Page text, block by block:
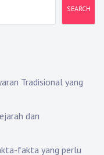
SEARCH
Tradisional yang
dan
fakta yang perlu